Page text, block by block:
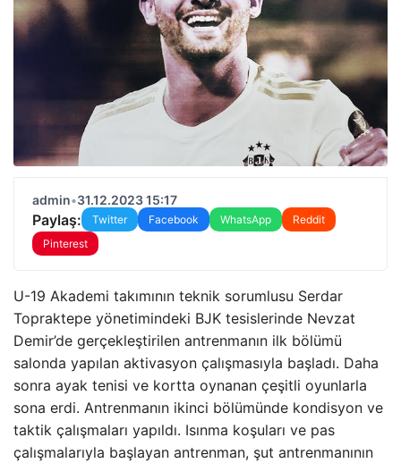
admin•31.12.2023 15:17
Paylaş: Twitter Facebook WhatsApp
Reddit
Pinterest
U-19 Akademi takımının teknik sorumlusu Serdar
Topraktepe yönetimindeki BJK tesislerinde Nevzat
Demir’de gerçekleştirilen antrenmanın ilk bölümü
salonda yapılan aktivasyon çalışmasıyla başladı. Daha
sonra ayak tenisi ve kortta oynanan çeşitli oyunlarla
sona erdi. Antrenmanın ikinci bölümünde kondisyon ve
taktik çalışmaları yapıldı. Isınma koşuları ve pas
çalışmalarıyla başlayan antrenman, şut antrenmanının